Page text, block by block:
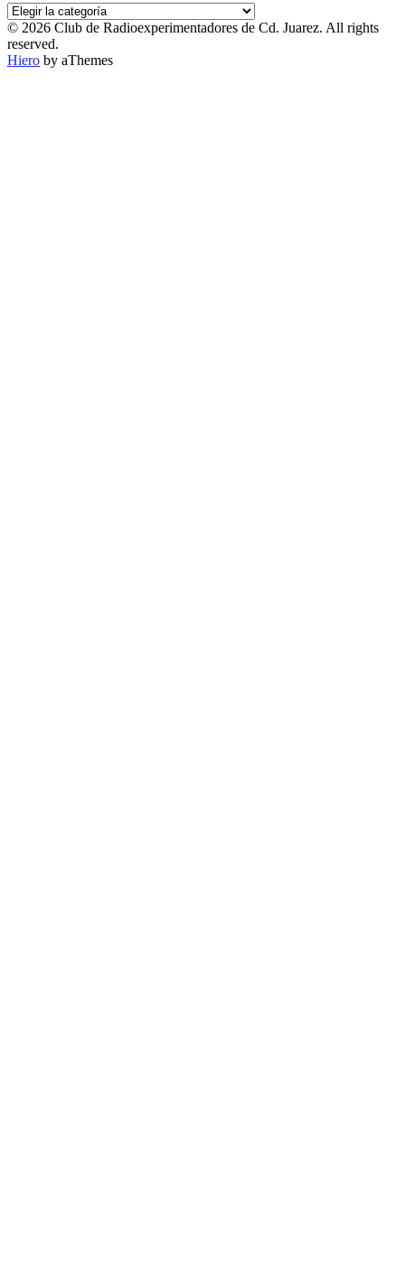
PUBLICACIONES
POR
CATEGORÍA
© 2026 Club de Radioexperimentadores de Cd. Juarez. All rights
reserved.
Hiero by aThemes